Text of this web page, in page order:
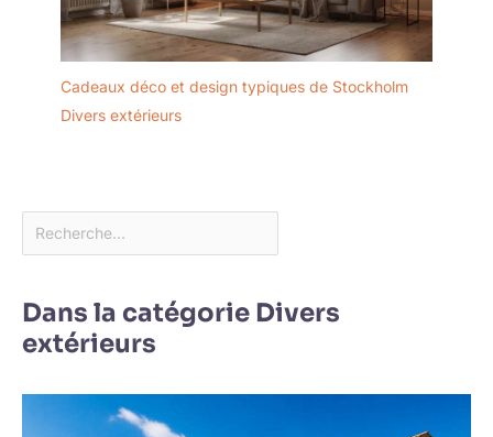
Cadeaux déco et design typiques de Stockholm
Divers extérieurs
Dans la catégorie Divers
extérieurs